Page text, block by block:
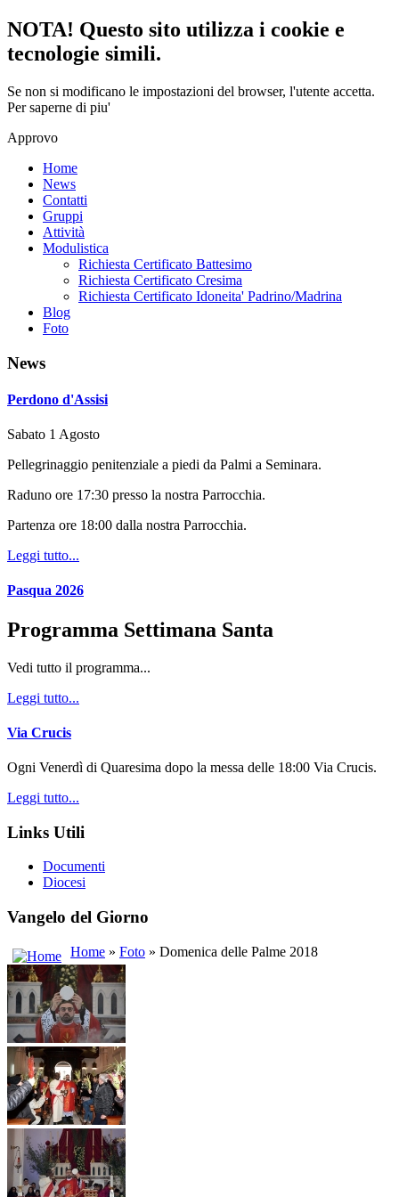
NOTA! Questo sito utilizza i cookie e
tecnologie simili.
Se non si modificano le impostazioni del browser, l'utente accetta.
Per saperne di piu'
Approvo
Home
News
Contatti
Gruppi
Attività
Modulistica
Richiesta Certificato Battesimo
Richiesta Certificato Cresima
Richiesta Certificato Idoneita' Padrino/Madrina
Blog
Foto
News
Perdono d'Assisi
Sabato 1 Agosto
Pellegrinaggio penitenziale a piedi da Palmi a Seminara.
Raduno ore 17:30 presso la nostra Parrocchia.
Partenza ore 18:00 dalla nostra Parrocchia.
Leggi tutto...
Pasqua 2026
Programma Settimana Santa
Vedi tutto il programma...
Leggi tutto...
Via Crucis
Ogni Venerdì di Quaresima dopo la messa delle 18:00 Via Crucis.
Leggi tutto...
Links Utili
Documenti
Diocesi
Vangelo del Giorno
Home » Foto » Domenica delle Palme 2018